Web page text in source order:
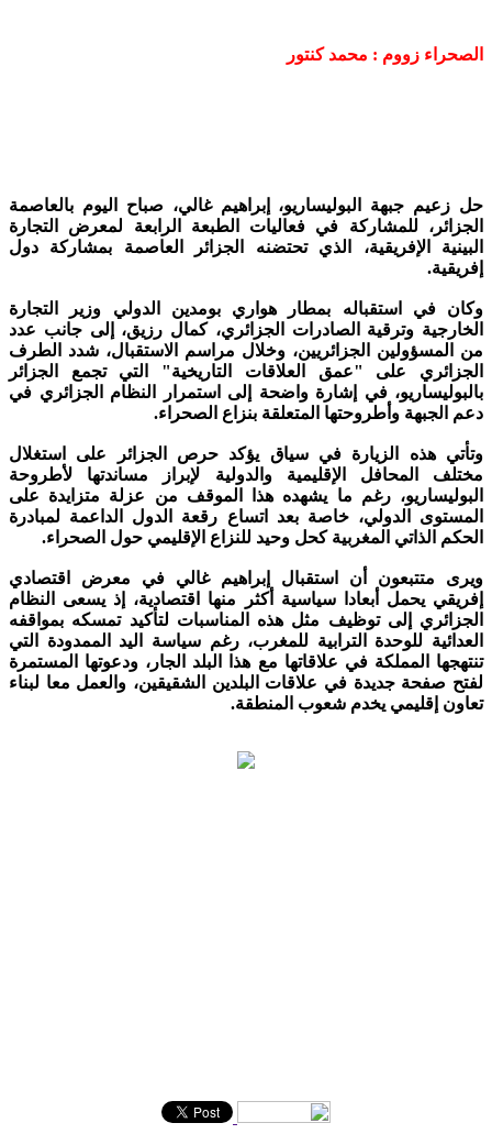
الصحراء زووم : محمد كنتور
حل زعيم جبهة البوليساريو، إبراهيم غالي، صباح اليوم بالعاصمة
الجزائر، للمشاركة في فعاليات الطبعة الرابعة لمعرض التجارة
البينية الإفريقية، الذي تحتضنه الجزائر العاصمة بمشاركة دول
إفريقية.
وكان في استقباله بمطار هواري بومدين الدولي وزير التجارة
الخارجية وترقية الصادرات الجزائري، كمال رزيق، إلى جانب عدد
من المسؤولين الجزائريين، وخلال مراسم الاستقبال، شدد الطرف
الجزائري على "عمق العلاقات التاريخية" التي تجمع الجزائر
بالبوليساريو، في إشارة واضحة إلى استمرار النظام الجزائري في
دعم الجبهة وأطروحتها المتعلقة بنزاع الصحراء.
وتأتي هذه الزيارة في سياق يؤكد حرص الجزائر على استغلال
مختلف المحافل الإقليمية والدولية لإبراز مساندتها لأطروحة
البوليساريو، رغم ما يشهده هذا الموقف من عزلة متزايدة على
المستوى الدولي، خاصة بعد اتساع رقعة الدول الداعمة لمبادرة
الحكم الذاتي المغربية كحل وحيد للنزاع الإقليمي حول الصحراء.
ويرى متتبعون أن استقبال إبراهيم غالي في معرض اقتصادي
إفريقي يحمل أبعادا سياسية أكثر منها اقتصادية، إذ يسعى النظام
الجزائري إلى توظيف مثل هذه المناسبات لتأكيد تمسكه بمواقفه
العدائية للوحدة الترابية للمغرب، رغم سياسة اليد الممدودة التي
تنتهجها المملكة في علاقاتها مع هذا البلد الجار، ودعوتها المستمرة
لفتح صفحة جديدة في علاقات البلدين الشقيقين، والعمل معا لبناء
تعاون إقليمي يخدم شعوب المنطقة.